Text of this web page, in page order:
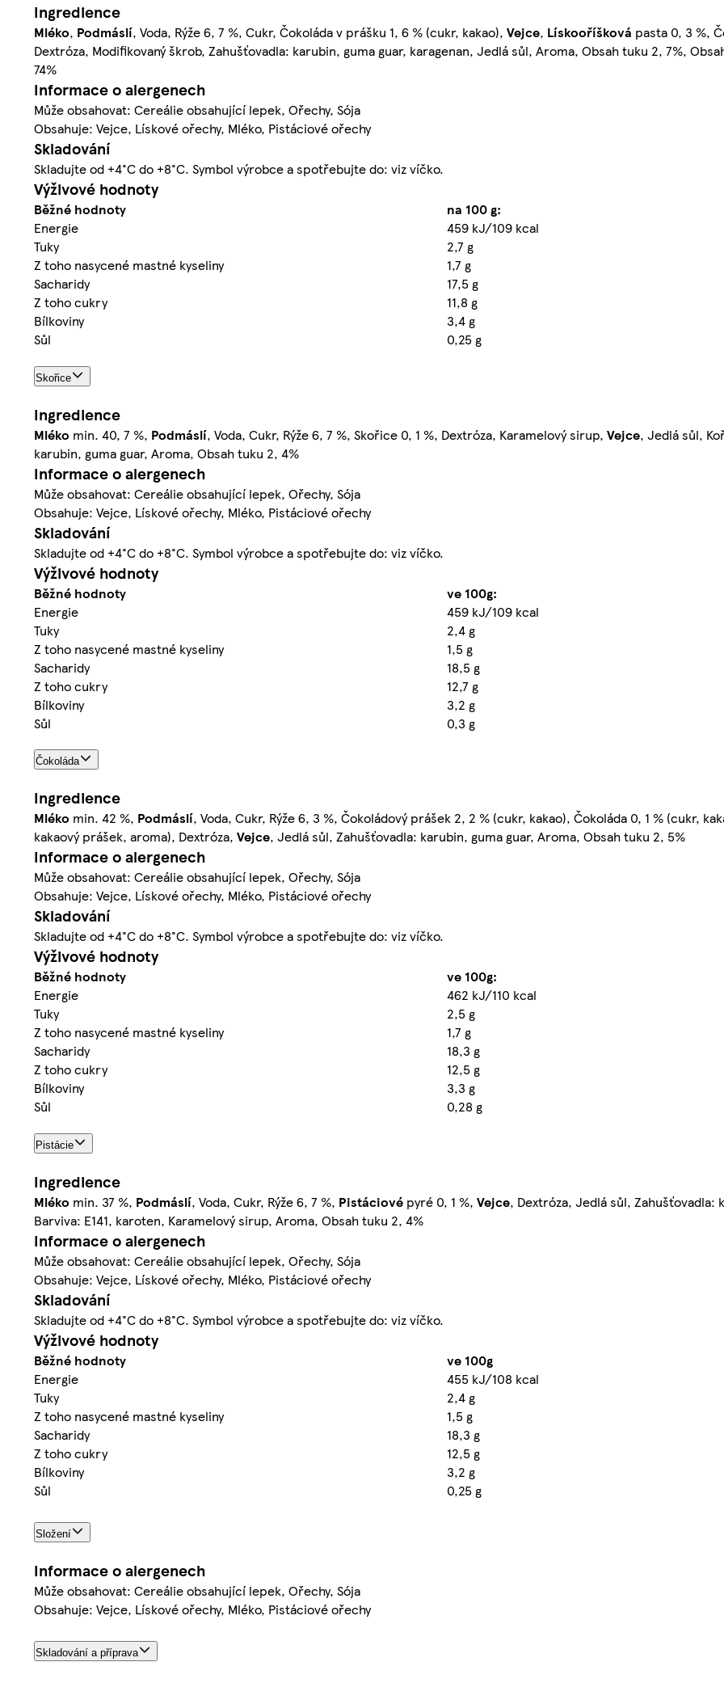
Ingredience
Mléko, Podmáslí, Voda, Rýže 6, 7 %, Cukr, Čokoláda v prášku 1, 6 % (cukr, kakao), Vejce, Lískooříšková pasta 0, 3 %,
Dextróza, Modifikovaný škrob, Zahušťovadla: karubin, guma guar, karagenan, Jedlá sůl, Aroma, Obsah tuku 2, 7%,
74%
Informace o alergenech
Může obsahovat: Cereálie obsahující lepek, Ořechy, Sója
Obsahuje: Vejce, Lískové ořechy, Mléko, Pistáciové ořechy
Skladování
Skladujte od +4°C do +8°C. Symbol výrobce a spotřebujte do: viz víčko.
Výživové hodnoty
Běžné hodnoty
na 100 g:
Energie
459 kJ/109 kcal
Tuky
2,7 g
Z toho nasycené mastné kyseliny
1,7 g
Sacharidy
17,5 g
Z toho cukry
11,8 g
Bílkoviny
3,4 g
Sůl
0,25 g
Skořice
Ingredience
Mléko min. 40, 7 %, Podmáslí, Voda, Cukr, Rýže 6, 7 %, Skořice 0, 1 %, Dextróza, Karamelový sirup, Vejce, Jedlá sůl,
karubin, guma guar, Aroma, Obsah tuku 2, 4%
Informace o alergenech
Může obsahovat: Cereálie obsahující lepek, Ořechy, Sója
Obsahuje: Vejce, Lískové ořechy, Mléko, Pistáciové ořechy
Skladování
Skladujte od +4°C do +8°C. Symbol výrobce a spotřebujte do: viz víčko.
Výživové hodnoty
Běžné hodnoty
ve 100g:
Energie
459 kJ/109 kcal
Tuky
2,4 g
Z toho nasycené mastné kyseliny
1,5 g
Sacharidy
18,5 g
Z toho cukry
12,7 g
Bílkoviny
3,2 g
Sůl
0,3 g
Čokoláda
Ingredience
Mléko min. 42 %, Podmáslí, Voda, Cukr, Rýže 6, 3 %, Čokoládový prášek 2, 2 % (cukr, kakao), Čokoláda 0, 1 % (cukr,
kakaový prášek, aroma), Dextróza, Vejce, Jedlá sůl, Zahušťovadla: karubin, guma guar, Aroma, Obsah tuku 2, 5%
Informace o alergenech
Může obsahovat: Cereálie obsahující lepek, Ořechy, Sója
Obsahuje: Vejce, Lískové ořechy, Mléko, Pistáciové ořechy
Skladování
Skladujte od +4°C do +8°C. Symbol výrobce a spotřebujte do: viz víčko.
Výživové hodnoty
Běžné hodnoty
ve 100g:
Energie
462 kJ/110 kcal
Tuky
2,5 g
Z toho nasycené mastné kyseliny
1,7 g
Sacharidy
18,3 g
Z toho cukry
12,5 g
Bílkoviny
3,3 g
Sůl
0,28 g
Pistácie
Ingredience
Mléko min. 37 %, Podmáslí, Voda, Cukr, Rýže 6, 7 %, Pistáciové pyré 0, 1 %, Vejce, Dextróza, Jedlá sůl, Zahušťovadla:
Barviva: E141, karoten, Karamelový sirup, Aroma, Obsah tuku 2, 4%
Informace o alergenech
Může obsahovat: Cereálie obsahující lepek, Ořechy, Sója
Obsahuje: Vejce, Lískové ořechy, Mléko, Pistáciové ořechy
Skladování
Skladujte od +4°C do +8°C. Symbol výrobce a spotřebujte do: viz víčko.
Výživové hodnoty
Běžné hodnoty
ve 100g
Energie
455 kJ/108 kcal
Tuky
2,4 g
Z toho nasycené mastné kyseliny
1,5 g
Sacharidy
18,3 g
Z toho cukry
12,5 g
Bílkoviny
3,2 g
Sůl
0,25 g
Složení
Informace o alergenech
Může obsahovat: Cereálie obsahující lepek, Ořechy, Sója
Obsahuje: Vejce, Lískové ořechy, Mléko, Pistáciové ořechy
Skladování a příprava